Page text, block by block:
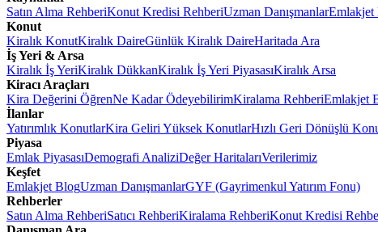
Satın Alma RehberiKonut Kredisi RehberiUzman DanışmanlarEmlakjet
Konut
Kiralık KonutKiralık DaireGünlük Kiralık DaireHaritada Ara
İş Yeri & Arsa
Kiralık İş YeriKiralık DükkanKiralık İş Yeri PiyasasıKiralık Arsa
Kiracı Araçları
Kira Değerini ÖğrenNe Kadar ÖdeyebilirimKiralama RehberiEmlakjet
İlanlar
Yatırımlık KonutlarKira Geliri Yüksek KonutlarHızlı Geri Dönüşlü
Piyasa
Emlak PiyasasıDemografi AnaliziDeğer HaritalarıVerilerimiz
Keşfet
Emlakjet BlogUzman DanışmanlarGYF (Gayrimenkul Yatırım Fonu)
Rehberler
Satın Alma RehberiSatıcı RehberiKiralama RehberiKonut Kredisi